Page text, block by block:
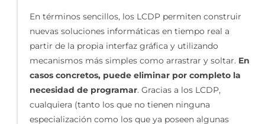
En términos sencillos, los LCDP permiten construir
nuevas soluciones informáticas en tiempo real a
partir de la propia interfaz gráfica y utilizando
mecanismos más simples como arrastrar y soltar. En
casos concretos, puede eliminar por completo la
necesidad de programar. Gracias a los LCDP,
cualquiera (tanto los que no tienen ninguna
especialización como los que ya poseen algunas